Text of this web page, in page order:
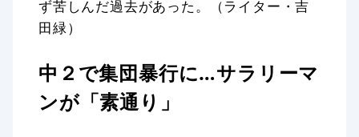
ず苦しんだ過去があった。（ライター・吉
田緑）
中２で集団暴行に…サラリーマ
ンが「素通り」